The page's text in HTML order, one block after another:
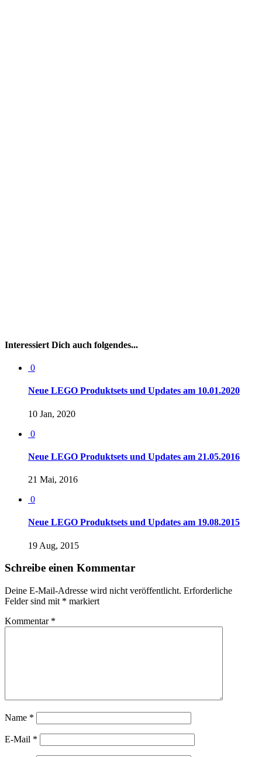
Interessiert Dich auch folgendes...
0
Neue LEGO Produktsets und Updates am 10.01.2020
10 Jan, 2020
0
Neue LEGO Produktsets und Updates am 21.05.2016
21 Mai, 2016
0
Neue LEGO Produktsets und Updates am 19.08.2015
19 Aug, 2015
Schreibe einen Kommentar
Deine E-Mail-Adresse wird nicht veröffentlicht. Erforderliche
Felder sind mit * markiert
Kommentar *
Name *
E-Mail *